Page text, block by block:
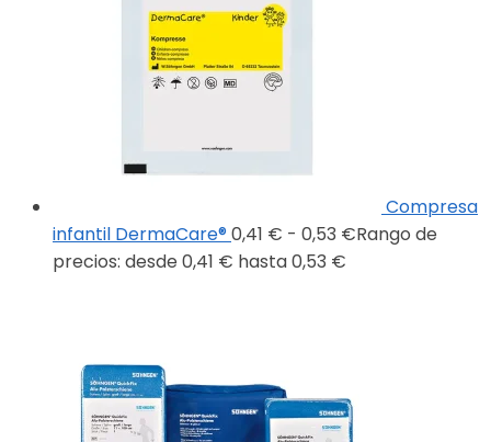
Compresa
infantil DermaCare®0,41 € - 0,53 €Rango de
precios: desde 0,41 € hasta 0,53 €